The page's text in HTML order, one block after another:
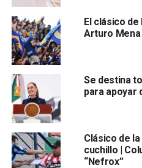
Votaron en contra la diputada
Álvarez y la diputada María
de Querétaro Independiente y
durante la votación los
Olguín y Leticia Rubio, ambos
ARTÍCULOS RELACIONADOS:
QUERETARO
SIGUIENTE
Bandera del Ejército
Independencia de México
El clásico de
Arturo Mena
Se destina
para apoyar
Clásico de
cuchillo |
“Nefrox”